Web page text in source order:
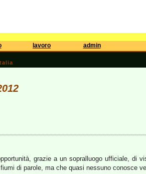
lavoro admin
grazie a un sopralluogo ufficiale, di
di parole, ma che quasi nessuno conosce